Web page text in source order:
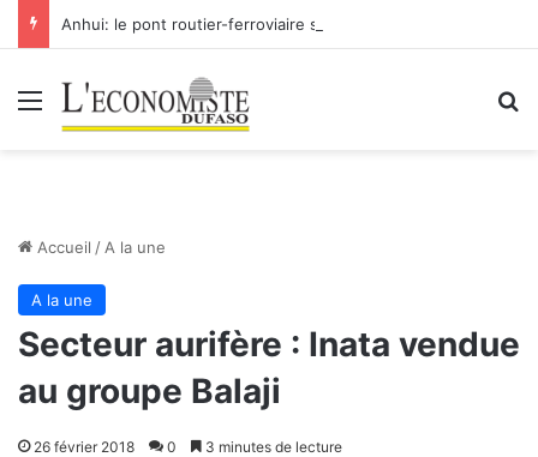
Menu
Accueil / A la une
A la une
Secteur aurifère : Inata vendue
au groupe Balaji
26 février 2018 0 3 minutes de lecture